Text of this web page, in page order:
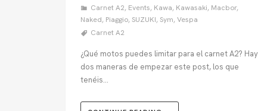
Carnet A2, Events, Kawa, Kawasaki, Macbor,
Naked, Piaggio, SUZUKI, Sym, Vespa
Carnet A2
¿Qué motos puedes limitar para el carnet A2? Hay
dos maneras de empezar este post, los que
tenéis...